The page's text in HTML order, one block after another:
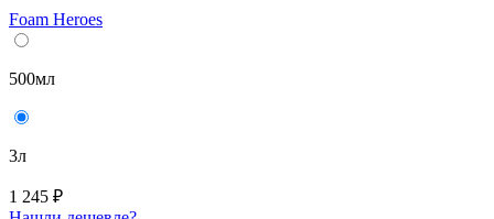
Foam Heroes
500мл
3л
1 245 ₽